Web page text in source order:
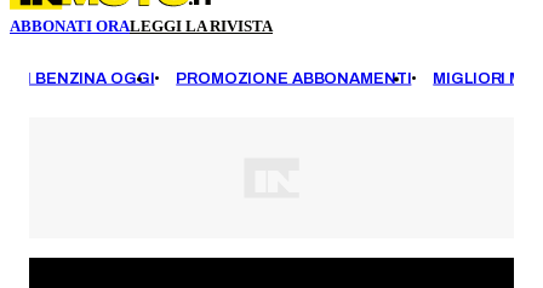
ABBONATI ORALEGGI LA RIVISTA
BENZINA OGGI PROMOZIONE ABBONAMENTI MIGLIORI